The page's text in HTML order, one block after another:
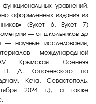
уравнений,
оформленных издания из
(Букет 6, Букет 7)
— от школьников до
— научные исследования,
международной
Крымская Осенняя
Н. Д. Копачевского по
Кача, Севастополь,
2024 г.), а также